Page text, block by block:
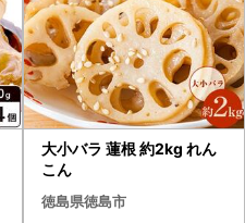
大小バラ 蓮根 約2kg れん
こん
徳島県徳島市